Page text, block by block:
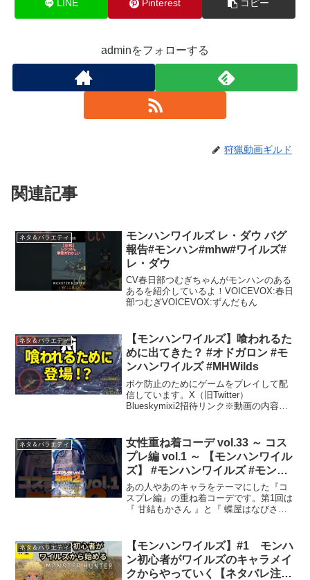
LINE Pinterest コピー
adminをフォローする
狩猟動画ギルド
関連記事
ネタ＆バラエティ
モンハンワイルズ レ・ダウ バグ
報告#モンハン#mhw#ワイルズ#
レ・ダウ
CV春日部つむぎちゃんがモンハンのある
あるを紹介しているよ！VOICEVOX:春日
部つむぎVOICEVOX:ずんだもん
ネタ＆バラエティ
【モンハンワイルズ】喰われるた
めに出てきた？ #オドガロン #モ
ンハンワイルズ #MHWilds
ボケ防止のためにゲームをプレイして配
信しています。X（旧Twitter）
Blueskymixi2招待リンク※動画の内容は
ネタ＆バラエティ
女性重ね着コーデ vol.33 ～ コス
プレ編 vol.1 ～ 【モンハンワイル
ズ】 #モンハンワイルズ #モンス
ターハンターワイルズ #mhws #
重ね着 #重ね着コーデ
#layeredarmor
あの人やあのキャラをテーマにした『コ
スプレ編』の重ね着コーデです。第1回は
『 甘結もかさん 』と『 蝶屋はなびさん
ワイルズ#monsterhunterwild...
ネタ＆バラエティ
【モンハンワイルズ】#1 モンハ
ン初心者がワイルズのキャラメイ
クからやっていく【ネタバレ注